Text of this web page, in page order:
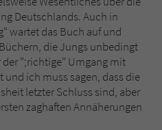
Deutschlands. Auch in
wartet das Buch auf und
die Jungs unbedingt
der ";richtige" Umgang mit
ich muss sagen, dass die
letzter Schluss sind, aber
zaghaften Annäherungen